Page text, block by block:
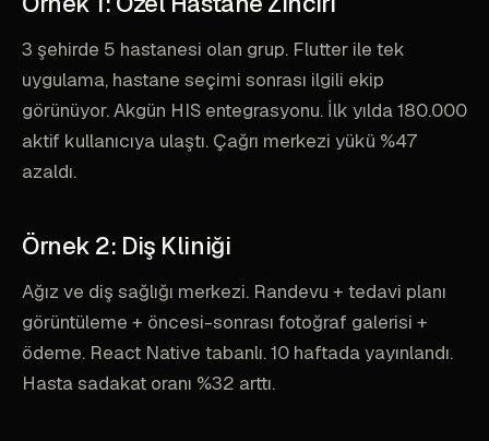
3 şehirde 5 hastanesi olan grup. Flutter ile tek
uygulama, hastane seçimi sonrası ilgili ekip
görünüyor. Akgün HIS entegrasyonu. İlk yılda 180.000
aktif kullanıcıya ulaştı. Çağrı merkezi yükü %47
azaldı.
Örnek 2: Diş Kliniği
Ağız ve diş sağlığı merkezi. Randevu + tedavi planı
görüntüleme + öncesi-sonrası fotoğraf galerisi +
ödeme. React Native tabanlı. 10 haftada yayınlandı.
Hasta sadakat oranı %32 arttı.